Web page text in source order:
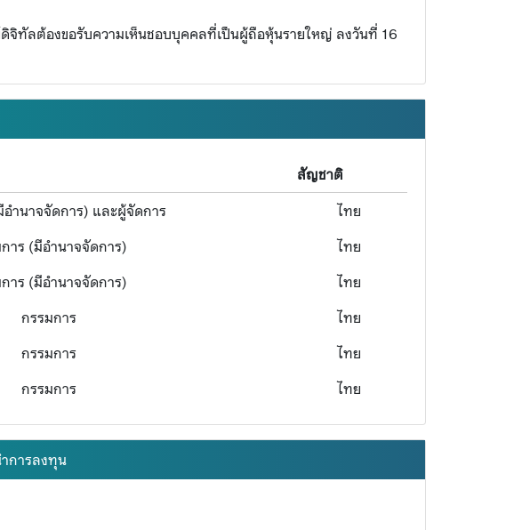
จิทัลต้องขอรับความเห็นชอบบุคคลที่เป็นผู้ถือหุ้นรายใหญ่ ลงวันที่ 16
สัญชาติ
ำนาจจัดการ) และผู้จัดการ
ไทย
าร (มีอำนาจจัดการ)
ไทย
าร (มีอำนาจจัดการ)
ไทย
กรรมการ
ไทย
กรรมการ
ไทย
กรรมการ ไทย
การลงทุน